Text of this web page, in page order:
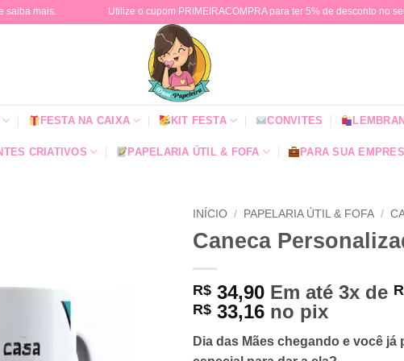
saiba mais. Utilize o cupom PRIMEIRACOMPRA para ter 5% de desconto no
FESTA NA CAIXA KIT FESTA CONVITES
CRIATIVOS PAPELARIA ÚTIL & FOFA PARA SUA
INÍCIO / PAPELARIA ÚTIL & FOFA /
Caneca
R$ 34,90 Em até 3x de
R$ 33,16 no pix
Dia das Mães chegando e você